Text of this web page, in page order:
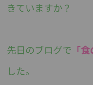
きていますか？
先日のブログで 「
した。